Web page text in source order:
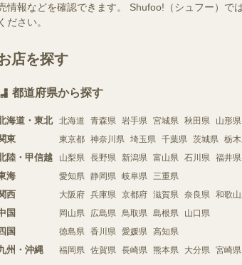
情報などを確認できます。 Shufoo!（シュフー）で
ください。
店を探す
都道府県から探す
海道・東北 北海道 青森県 岩手県 宮城県 秋田県 山形県
東 東京都 神奈川県 埼玉県 千葉県 茨城県 栃
陸・甲信越 山梨県 長野県 新潟県 富山県 石川県 福井県
海 愛知県 静岡県 岐阜県 三重県
西 大阪府 兵庫県 京都府 滋賀県 奈良県 和歌
国 岡山県 広島県 鳥取県 島根県 山口県
四国 徳島県 香川県 愛媛県 高知県
州・沖縄 福岡県 佐賀県 長崎県 熊本県 大分県 宮崎県